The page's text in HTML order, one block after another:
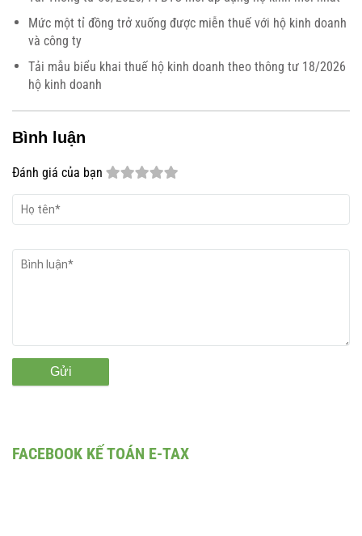
Mức một tỉ đồng trở xuống được miễn thuế với hộ kinh doanh
và công ty
Tải mẫu biểu khai thuế hộ kinh doanh theo thông tư 18/2026
hộ kinh doanh
Bình luận
Đánh giá của bạn
Gửi
FACEBOOK KẾ TOÁN E-TAX